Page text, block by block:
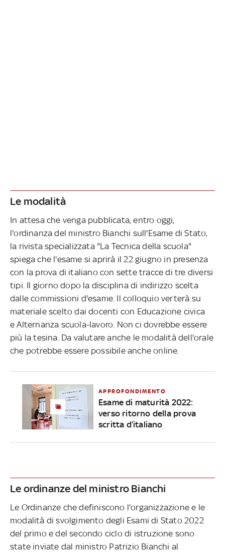
Le modalità
In attesa che venga pubblicata, entro oggi,
l'ordinanza del ministro Bianchi sull'Esame di Stato,
la rivista specializzata "La Tecnica della scuola"
spiega che l'esame si aprirà il 22 giugno in presenza
con la prova di italiano con sette tracce di tre diversi
tipi. Il giorno dopo la disciplina di indirizzo scelta
dalle commissioni d'esame. Il colloquio verterà su
materiale scelto dai docenti con Educazione civica
e Alternanza scuola-lavoro. Non ci dovrebbe essere
più la tesina. Da valutare anche le modalità dell'orale
che potrebbe essere possibile anche online.
APPROFONDIMENTO
Esame di maturità 2022:
verso ritorno della prova
scritta d’italiano
Le ordinanze del ministro Bianchi
Le Ordinanze che definiscono l'organizzazione e le
modalità di svolgimento degli Esami di Stato 2022
del primo e del secondo ciclo di istruzione sono
state inviate dal ministro Patrizio Bianchi al